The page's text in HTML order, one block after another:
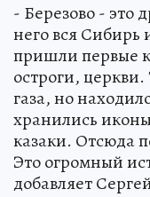
- Березово -
него вся Сибирь
пришли первые
остроги,
газа, но
хранились
казаки. Отсюда
Это огромный
добавляет